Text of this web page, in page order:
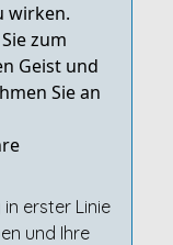
wirken.
zum
Geist und
Sie an
erster Linie
und Ihre